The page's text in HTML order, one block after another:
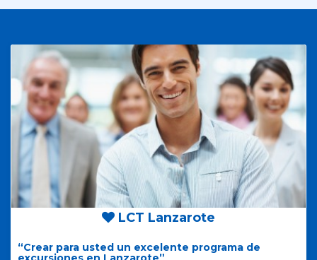
LCT Lanzarote
“Crear para usted un excelente programa de